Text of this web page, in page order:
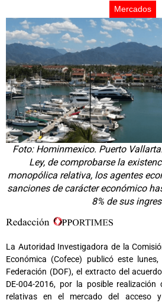
Mercados
Foto: Hominmexico. Puerto
Ley, de comprobarse la
monopólica relativa, los agentes
sanciones de carácter económico
8% de sus
La Autoridad Investigadora de la
Económica (Cofece) publicó este
Federación (DOF), el extracto del
DE-004-2016, por la posible
relativas en el mercado del acceso